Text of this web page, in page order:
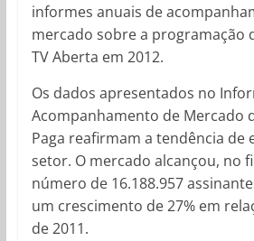
informes anuais de
mercado sobre a programação
TV Aberta em 2012.
Os dados apresentados no
Acompanhamento de Mercado
Paga reafirmam a tendência de
setor. O mercado alcançou, no
número de 16.188.957
um crescimento de 27% em
de 2011.